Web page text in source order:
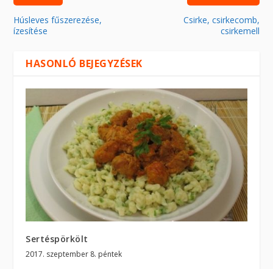
Húsleves fűszerezése,
ízesítése
Csirke, csirkecomb,
csirkemell
HASONLÓ BEJEGYZÉSEK
Sertéspörkölt
2017. szeptember 8. péntek